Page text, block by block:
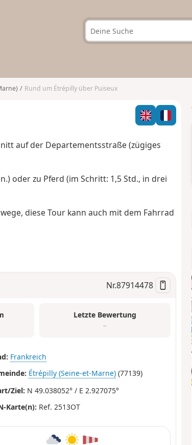
Rund um Étrépilly über Puiseux
auf der Departementsstraße (zügiges
oder zu Pferd (im Schritt: 1,5 Std., in drei
diese Tour kann auch mit dem Fahrrad
Nr.87914478
Letzte Bewertung
–
Frankreich
Étrépilly (Seine-et-Marne) (77139)
Ziel: N 49.038052° / E 2.927075°
Karte(n): Ref. 2513OT